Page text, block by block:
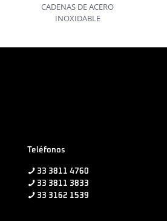
CADENAS DE ACERO
INOXIDABLE
Teléfonos
33 3811 4760
33 3811 3833
33 3162 1539